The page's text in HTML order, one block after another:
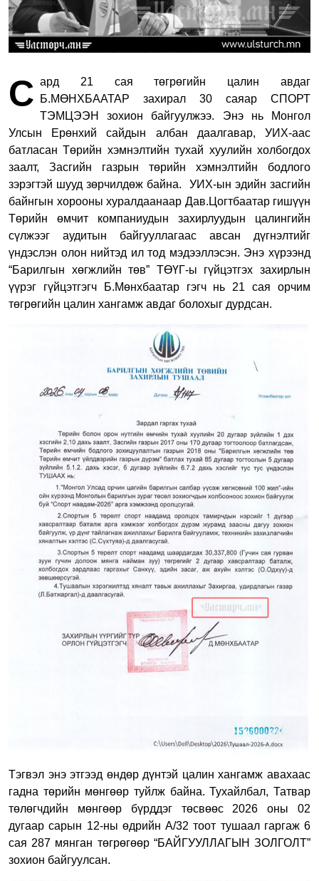
С ард 21 сая төгрөгийн цалин авдаг
Б.МӨНХБААТАР захирал 30 саяар СПОРТ
ТЭМЦЭЭН зохион байгуулжээ. Энэ нь Монгол
Улсын Ерөнхий сайдын албан даалгавар, УИХ-аас
батласан Төрийн хэмнэлтийн тухай хуулийн холбогдох
заалт, Засгийн газрын төрийн хэмнэлтийн бодлого
зэрэгтэй шууд зөрчилдөж байна. УИХ-ын эдийн засгийн
байнгын хорооны хуралдаанаар Дав.Цогтбаатар гишүүн
Төрийн өмчит компаниудын захирлуудын цалингийн
сүлжээг аудитын байгууллагаас авсан дүгнэлтийг
үндэслэн олон нийтэд ил тод мэдээллэсэн. Энэ хүрээнд
“Барилгын хөгжлийн төв” ТӨҮГ-ы гүйцэтгэх захирлын
үүрэг гүйцэтгэгч Б.Мөнхбаатар гэгч нь 21 сая орчим
төгрөгийн цалин хангамж авдаг болохыг дурдсан.
Тэгвэл энэ этгээд өндөр дүнтэй цалин хангамж авахаас
гадна төрийн мөнгөөр туйлж байна. Тухайлбал, Татвар
төлөгчдийн мөнгөөр бүрддэг төсвөөс 2026 оны 02
дугаар сарын 12-ны өдрийн А/32 тоот тушаал гаргаж 6
сая 287 мянган төгрөгөөр “БАЙГУУЛЛАГЫН ЗОЛГОЛТ”
зохион байгуулсан.